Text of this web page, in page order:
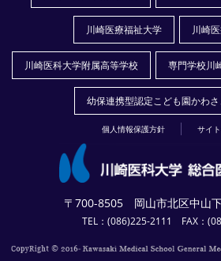
川崎医療福祉大学 川崎
川崎医科大学附属高等学校 専門学校川
幼保連携型認定こども園かわ
個人情報保護方針 サイ
〒700-8505 岡山市北区中山
TEL：(086)225-2111 FAX：